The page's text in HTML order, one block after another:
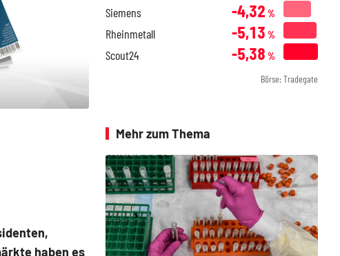
haben es
Siemens -4,32 %
Rheinmetall -5,13 %
Scout24 -5,38 %
Börse: Tradegate
Mehr zum Thema